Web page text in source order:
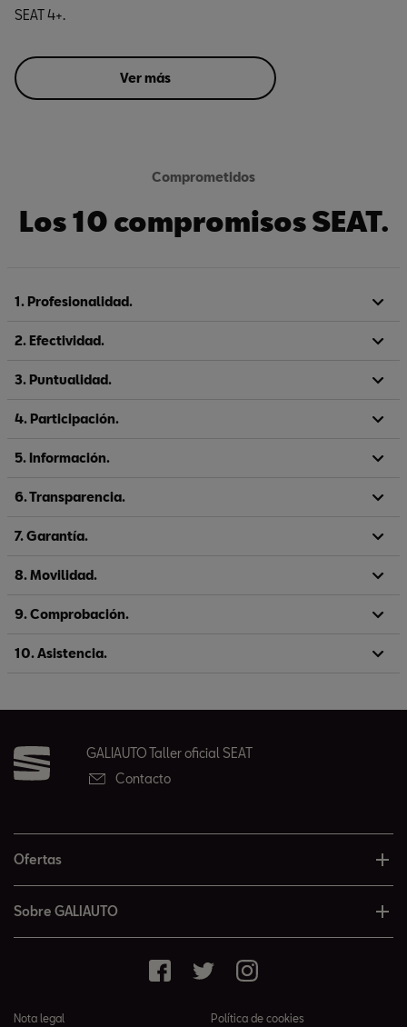
SEAT 4+.
Ver más
Comprometidos
Los 10 compromisos SEAT.
1. Profesionalidad.
2. Efectividad.
3. Puntualidad.
4. Participación.
5. Información.
6. Transparencia.
7. Garantía.
8. Movilidad.
9. Comprobación.
10. Asistencia.
GALIAUTO Taller oficial SEAT
Contacto
Ofertas
Sobre GALIAUTO
Nota legal Política de cookies